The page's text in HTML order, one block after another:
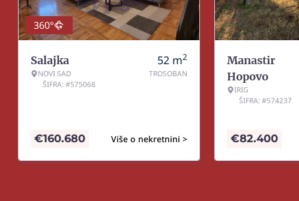
360°
Salajka
NOVI SAD
ŠIFRA: #575068
52 m2
TROSOBAN
Više o nekretnini >
€160.680
Manastir
Hopovo
IRIG
ŠIFRA: #574237
€82.400